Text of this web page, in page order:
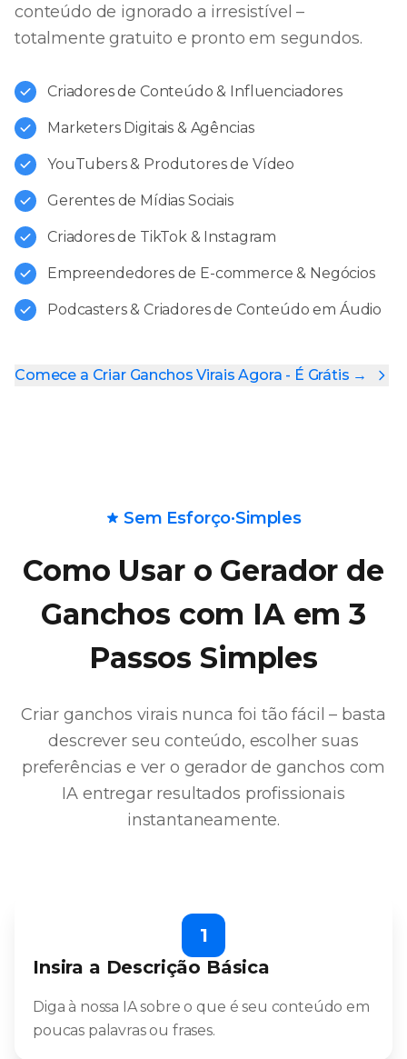
conteúdo de ignorado a irresistível –
totalmente gratuito e pronto em segundos.
Criadores de Conteúdo & Influenciadores
Marketers Digitais & Agências
YouTubers & Produtores de Vídeo
Gerentes de Mídias Sociais
Criadores de TikTok & Instagram
Empreendedores de E-commerce & Negócios
Podcasters & Criadores de Conteúdo em Áudio
Comece a Criar Ganchos Virais Agora - É Grátis →
Sem Esforço·Simples
Como Usar o Gerador de
Ganchos com IA em 3
Passos Simples
Criar ganchos virais nunca foi tão fácil – basta
descrever seu conteúdo, escolher suas
preferências e ver o gerador de ganchos com
IA entregar resultados profissionais
instantaneamente.
1
Insira a Descrição Básica
Diga à nossa IA sobre o que é seu conteúdo em
poucas palavras ou frases.